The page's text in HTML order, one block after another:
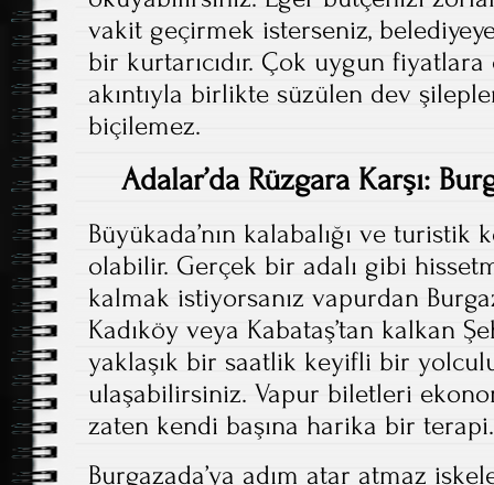
vakit geçirmek isterseniz,
bir kurtarıcıdır. Çok uygun fiyatlara
akıntıyla birlikte süzülen dev
biçilemez.
Adalar’da Rüzgara Karşı:
Büyükada’nın kalabalığı ve turistik
olabilir. Gerçek bir adalı gibi
kalmak istiyorsanız vapurdan
Kadıköy veya Kabataş’tan kalkan
yaklaşık bir saatlik keyifli bir
ulaşabilirsiniz. Vapur biletleri
zaten kendi başına harika bir terapi.
Burgazada’ya adım atar atmaz